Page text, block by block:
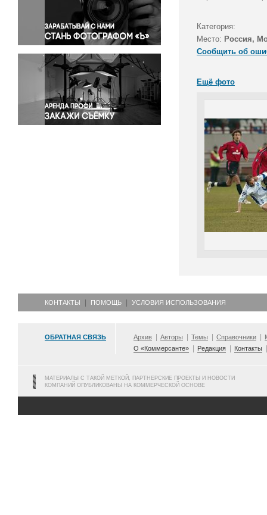
Правосудие
Происшествия и конфликты
Религия
Светская жизнь
Спорт
Экология
Экономика и бизнес
Категория:
Место: Россия,
Сообщить об
Ещё фото
КОНТАКТЫ ПОМОЩЬ УСЛОВИЯ ИСПОЛЬЗОВАНИЯ
ОБРАТНАЯ СВЯЗЬ Архив Авторы Темы Справочники
О «Коммерсанте»
Редакция Контакты
МАТЕРИАЛЫ С ТАКОЙ МЕТКОЙ, ПАРТНЕРСКИЕ ПРОЕКТЫ И НОВОСТИ
КОМПАНИЙ ОПУБЛИКОВАНЫ НА КОММЕРЧЕСКОЙ ОСНОВЕ